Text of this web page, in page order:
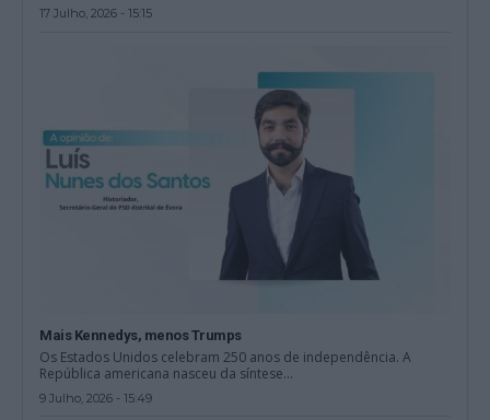
17 Julho, 2026 - 15:15
Mais Kennedys, menos Trumps
Os Estados Unidos celebram 250 anos de independência. A
República americana nasceu da síntese...
9 Julho, 2026 - 15:49